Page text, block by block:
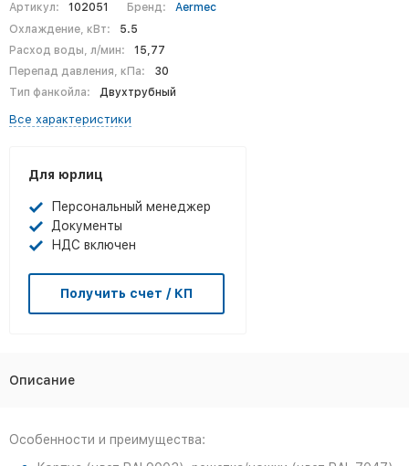
Артикул: 102051 Бренд:
Aermec
Охлаждение, кВт:
5.5
Расход воды, л/мин:
15,77
Перепад давления, кПа:
30
Тип фанкойла:
Двухтрубный
Все характеристики
Для юрлиц
Персональный менеджер
Документы
НДС включен
Получить счет / КП
Описание
Особенности и преимущества: